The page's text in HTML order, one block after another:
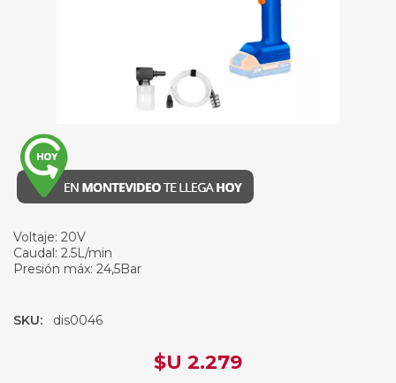
Voltaje: 20V
Caudal: 2.5L/min
Presión máx: 24,5Bar
SKU: dis0046
$U 2.279